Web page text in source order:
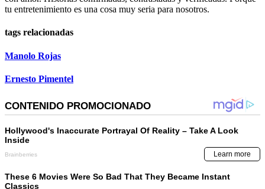
tu entretenimiento es una cosa muy seria para nosotros.
tags relacionadas
Manolo Rojas
Ernesto Pimentel